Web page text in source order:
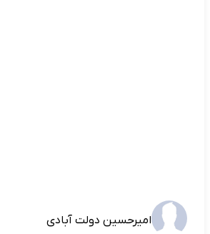
امیرحسین دولت آبادی